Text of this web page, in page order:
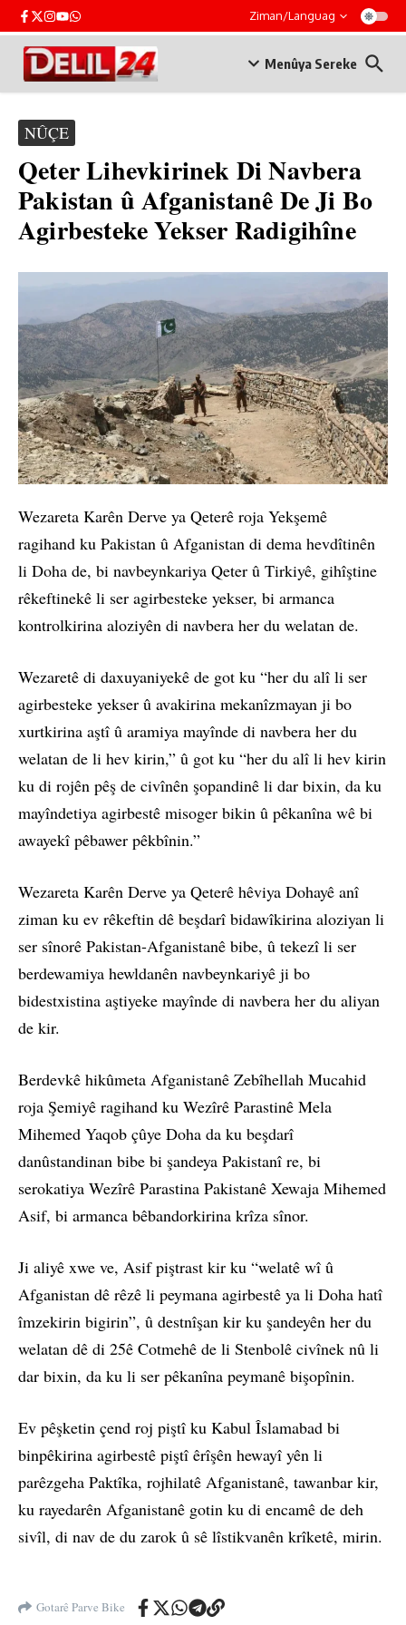
Skip to content Ziman/Languag
Menûya Sereke
NÛÇE
Qeter Lihevkirinek Di Navbera
Pakistan û Afganistanê De Ji Bo
Agirbesteke Yekser Radigihîne
Wezareta Karên Derve ya Qeterê roja Yekşemê
ragihand ku Pakistan û Afganistan di dema hevdîtinên
li Doha de, bi navbeynkariya Qeter û Tirkiyê, gihîştine
rêkeftinekê li ser agirbesteke yekser, bi armanca
kontrolkirina aloziyên di navbera her du welatan de.
Wezaretê di daxuyaniyekê de got ku “her du alî li ser
agirbesteke yekser û avakirina mekanîzmayan ji bo
xurtkirina aştî û aramiya mayînde di navbera her du
welatan de li hev kirin,” û got ku “her du alî li hev kirin
ku di rojên pêş de civînên şopandinê li dar bixin, da ku
mayîndetiya agirbestê misoger bikin û pêkanîna wê bi
awayekî pêbawer pêkbînin.”
Wezareta Karên Derve ya Qeterê hêviya Dohayê anî
ziman ku ev rêkeftin dê beşdarî bidawîkirina aloziyan li
ser sînorê Pakistan-Afganistanê bibe, û tekezî li ser
berdewamiya hewldanên navbeynkariyê ji bo
bidestxistina aştiyeke mayînde di navbera her du aliyan
de kir.
Berdevkê hikûmeta Afganistanê Zebîhellah Mucahid
roja Şemiyê ragihand ku Wezîrê Parastinê Mela
Mihemed Yaqob çûye Doha da ku beşdarî
danûstandinan bibe bi şandeya Pakistanî re, bi
serokatiya Wezîrê Parastina Pakistanê Xewaja Mihemed
Asif, bi armanca bêbandorkirina krîza sînor.
Ji aliyê xwe ve, Asif piştrast kir ku “welatê wî û
Afganistan dê rêzê li peymana agirbestê ya li Doha hatî
îmzekirin bigirin”, û destnîşan kir ku şandeyên her du
welatan dê di 25ê Cotmehê de li Stenbolê civînek nû li
dar bixin, da ku li ser pêkanîna peymanê bişopînin.
Ev pêşketin çend roj piştî ku Kabul Îslamabad bi
binpêkirina agirbestê piştî êrîşên hewayî yên li
parêzgeha Paktîka, rojhilatê Afganistanê, tawanbar kir,
ku rayedarên Afganistanê gotin ku di encamê de deh
sivîl, di nav de du zarok û sê lîstikvanên krîketê, mirin.
Gotarê Parve Bike